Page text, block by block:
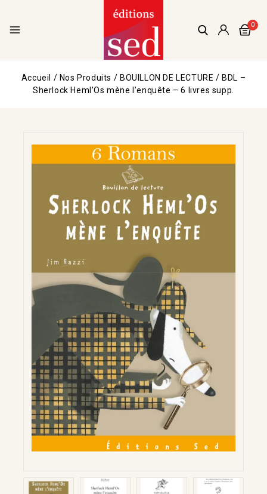
0
Accueil / Nos Produits / BOUILLON DE LECTURE / BDL –
Sherlock Heml’Os mène l’enquête – 6 livres supp.